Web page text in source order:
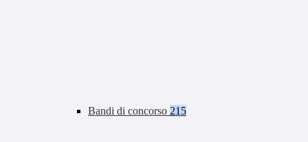
Bandi di concorso 215